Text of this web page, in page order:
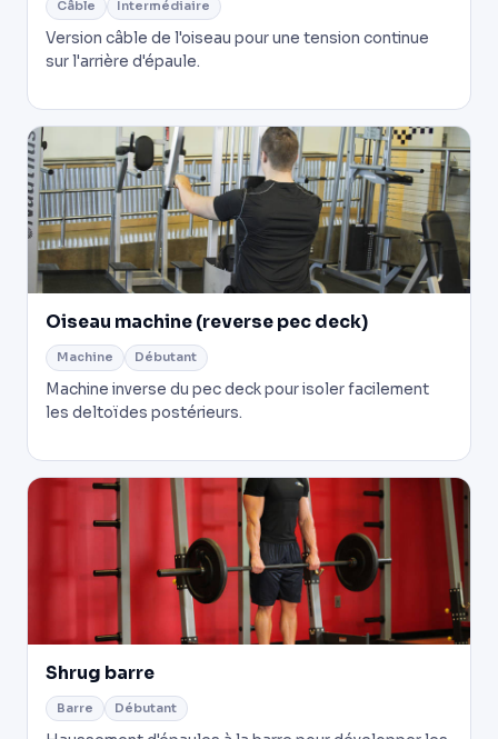
Câble Intermédiaire
Version câble de l'oiseau pour une tension continue
sur l'arrière d'épaule.
Oiseau machine (reverse pec deck)
Machine Débutant
Machine inverse du pec deck pour isoler facilement
les deltoïdes postérieurs.
Shrug barre
Barre Débutant